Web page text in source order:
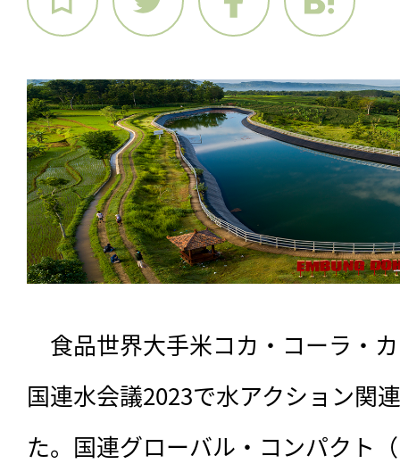
食品世界大手米コカ・コーラ・
国連水会議2023で水アクション関
た。国連グローバル・コンパクト